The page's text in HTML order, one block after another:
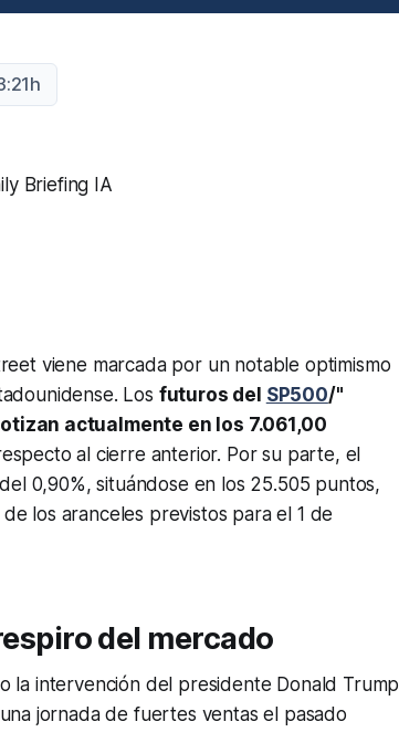
Briefing IA
viene marcada por un notable optimismo
Los futuros del SP500/"
actualmente en los 7.061,00
al cierre anterior. Por su parte, el
0,90%, situándose en los 25.505 puntos,
los aranceles previstos para el 1 de
del mercado
la intervención del presidente Donald Trump
jornada de fuertes ventas el pasado